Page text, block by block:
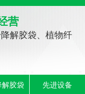
营
解胶袋、植物纤
胶袋 先进设备